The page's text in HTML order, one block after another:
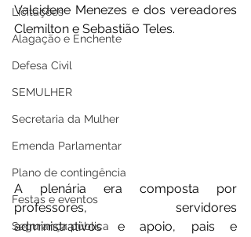
Licitações
Alagação e Enchente
Defesa Civil
SEMULHER
Secretaria da Mulher
Emenda Parlamentar
Plano de contingência
Festas e eventos
Segurança pública
Valcidene Menezes e dos vereadores
Clemilton e Sebastião Teles.
A plenária era composta por
professores, servidores
administrativos e apoio, pais e